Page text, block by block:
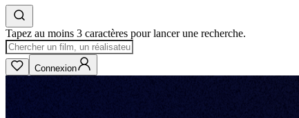
Tapez au moins 3 caractères pour lancer une recherche.
Connexion